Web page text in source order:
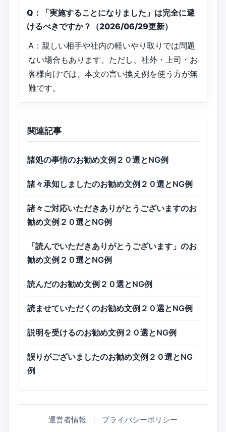
Q：「実施することになりました」は完全に避
けるべきですか？（2026/06/29更新）
A：親しい相手や社内の軽いやり取りでは問題
ない場合もあります。ただし、社外・上司・お
客様向けでは、本文の言い換え例を使う方が無
難です。
関連記事
諸処の事情のお勧め文例２０選とNG例
諸々承知しましたのお勧め文例２０選とNG例
諸々ご対応いただきありがとうございますのお
勧め文例２０選とNG例
「読んでいただきありがとうございます」のお
勧め文例２０選とNG例
読んだのお勧め文例２０選とNG例
読ませていただくのお勧め文例２０選とNG例
説明を受けるのお勧め文例２０選とNG例
誤りがございましたのお勧め文例２０選とNG
例
運営者情報 ｜ プライバシーポリシー